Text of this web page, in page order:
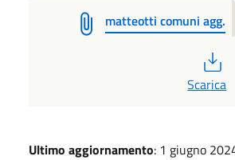
matteotti comuni agg.
Scarica
Ultimo aggiornamento: 1 giugno